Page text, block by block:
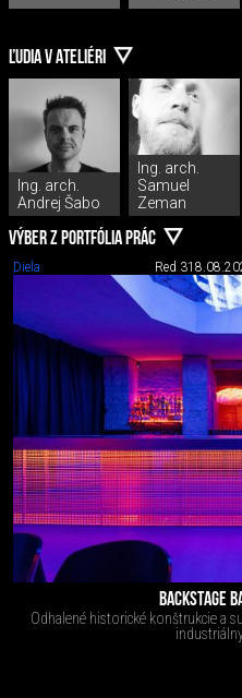
ĽUDIA V ATELIÉRI
Ing. arch.
Andrej Šabo
Ing. arch.
Samuel
Zeman
VÝBER Z PORTFÓLIA PRÁC
Diela Red 3
BACKSTAGE
Odhalené historické konštrukcie a